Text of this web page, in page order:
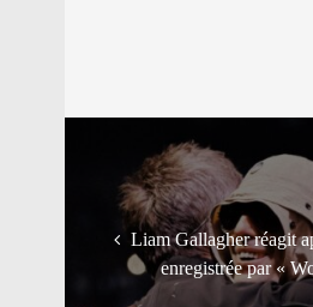
navigation
Liam Gallagher réagit
enregistrée par «